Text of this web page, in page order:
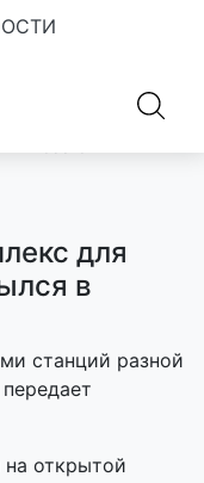
для
в
станций разной
открытой